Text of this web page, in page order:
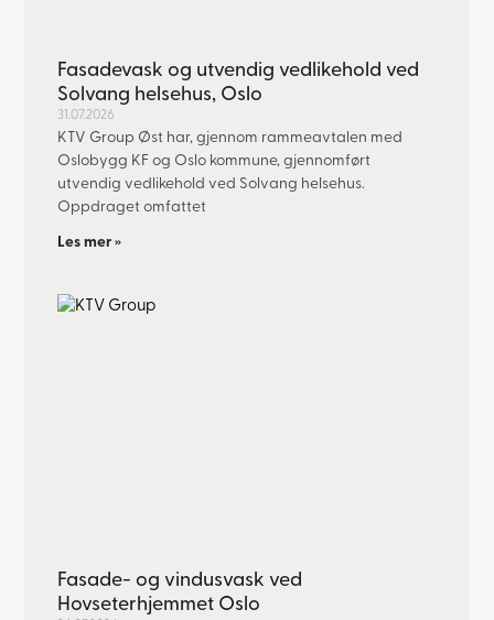
Fasadevask og utvendig vedlikehold ved
Solvang helsehus, Oslo
31.07.2026
KTV Group Øst har, gjennom rammeavtalen med
Oslobygg KF og Oslo kommune, gjennomført
utvendig vedlikehold ved Solvang helsehus.
Oppdraget omfattet
Les mer »
Fasade- og vindusvask ved
Hovseterhjemmet Oslo